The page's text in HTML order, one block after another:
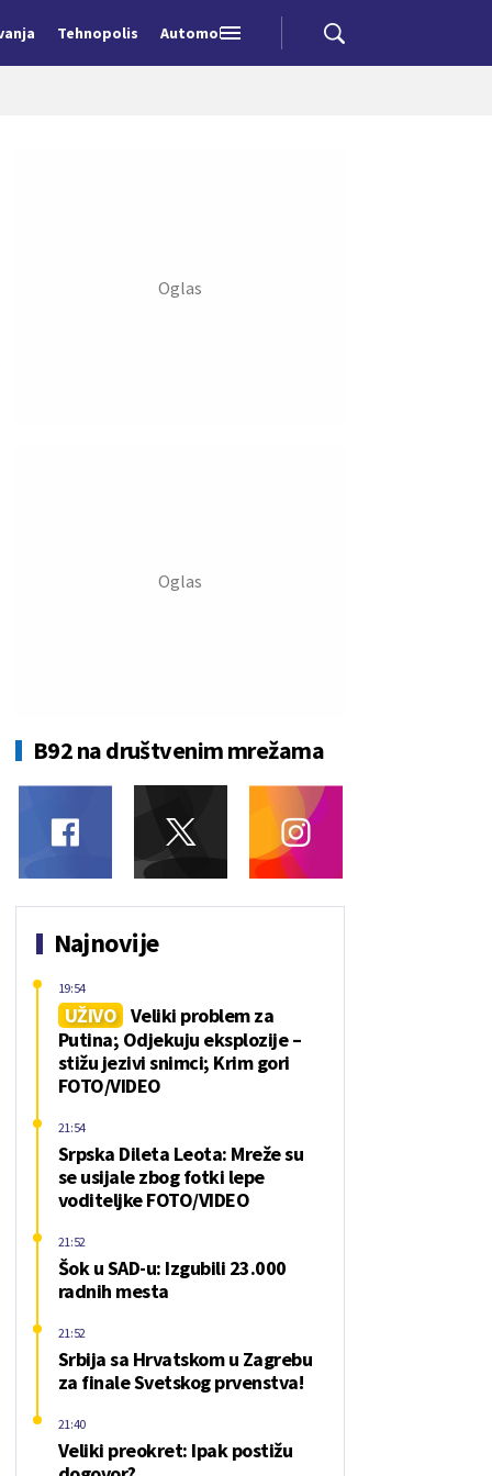
Tehnopolis Automobili
B92 na društvenim mrežama
Najnovije
UŽIVO Veliki problem za
Putina; Odjekuju eksplozije –
stižu jezivi snimci; Krim gori
FOTO/VIDEO
19:54
Srpska Dileta Leota: Mreže su
se usijale zbog fotki lepe
voditeljke FOTO/VIDEO
21:54
Šok u SAD-u: Izgubili 23.000
radnih mesta
21:52
Srbija sa Hrvatskom u Zagrebu
za finale Svetskog prvenstva!
21:52
Veliki preokret: Ipak postižu
21:40